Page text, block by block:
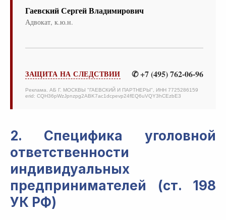
Гаевский Сергей Владимирович
Адвокат, к.ю.н.
ЗАЩИТА НА СЛЕДСТВИИ ✆ +7 (495) 762-06-96
Реклама. АБ Г. МОСКВЫ "ГАЕВСКИЙ И ПАРТНЕРЫ", ИНН 7725286159
erid: CQH36pWzJpnzpg2ABK7ac1dcpevp24fEQ6uVQY3hCEzbE3
2. Специфика уголовной
ответственности
индивидуальных
предпринимателей (ст. 198
УК РФ)